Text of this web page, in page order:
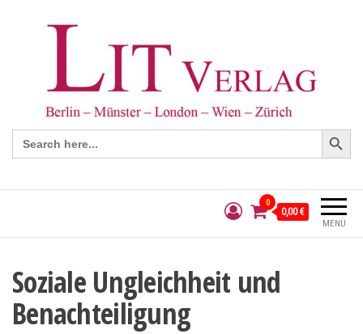
Search
for:
Search Button
MENÜ
0
0,00 €
Soziale Ungleichheit und
Benachteiligung